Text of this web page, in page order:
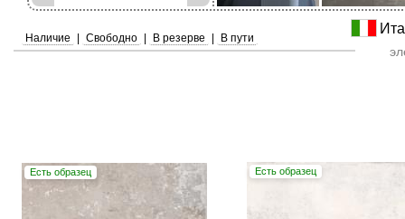
Наличие | Свободно | В резерве | В пути
Есть образец Есть образец